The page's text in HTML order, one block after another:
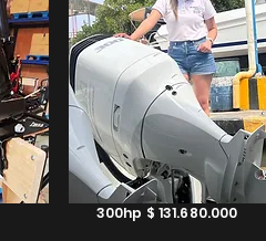
300hp $ 131.680.000